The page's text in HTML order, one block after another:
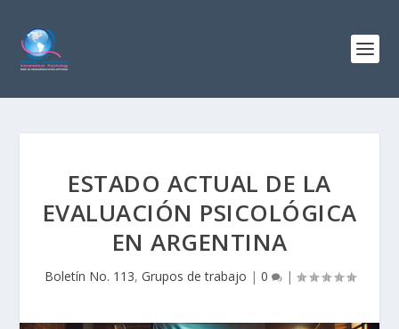
ESTADO ACTUAL DE LA
EVALUACIÓN PSICOLÓGICA
EN ARGENTINA
Boletín No. 113, Grupos de trabajo | 0 |